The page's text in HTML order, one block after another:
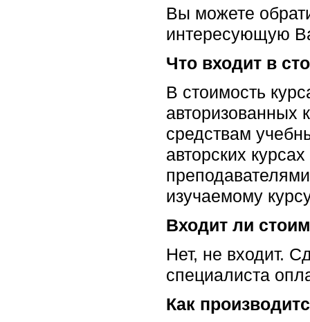
Вы можете
интересующую
Что входит в
В стоимость
авторизованных
средствам
авторских
изучаемому
Входит ли
Нет, не входит.
специалиста
Как